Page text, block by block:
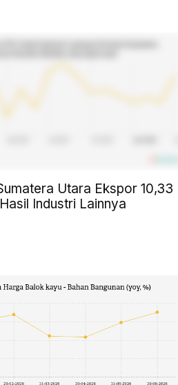
Utara Ekspor 10,33
Industri Lainnya